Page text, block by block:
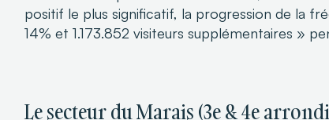
positif le plus significatif, la progression de la
14% et 1.173.852 visiteurs supplémentaires »
Le secteur du Marais (3e & 4e